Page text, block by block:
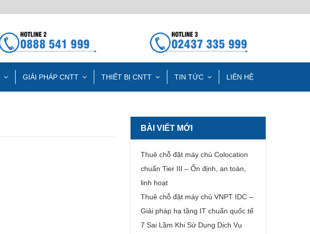
GIẢI PHÁP CNTT THIẾT BỊ CNTT TIN TỨC LIÊN HỆ
BÀI VIẾT MỚI
Thuê chỗ đặt máy chủ Colocation
chuẩn Tier III – Ổn định, an toàn,
linh hoạt
Thuê chỗ đặt máy chủ VNPT IDC –
Giải pháp hạ tầng IT chuẩn quốc tế
7 Sai Lầm Khi Sử Dụng Dịch Vụ